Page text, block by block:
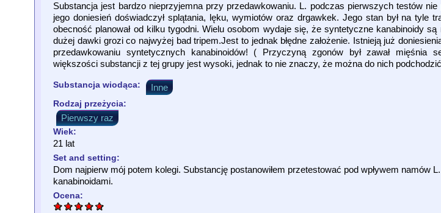
Substancja jest bardzo nieprzyjemna przy przedawkowaniu. L. podczas pierwszych testów nie
jego doniesień doświadczył splątania, lęku, wymiotów oraz drgawkek. Jego stan był na tyle
obecność planował od kilku tygodni. Wielu osobom wydaje się, że syntetyczne kanabinoidy
dużej dawki grozi co najwyżej bad tripem.Jest to jednak błędne założenie. Istnieją już
przedawkowaniu syntetycznych kanabinoidów! ( Przyczyną zgonów był zawał mięśnia
większości substancji z tej grupy jest wysoki, jednak to nie znaczy, że można do nich
Substancja wiodąca: Inne
Rodzaj przeżycia:
Pierwszy raz
Wiek:
21 lat
Set and setting:
Dom najpierw mój potem kolegi. Substancję postanowiłem przetestować pod wpływem namów
kanabinoidami.
Ocena: